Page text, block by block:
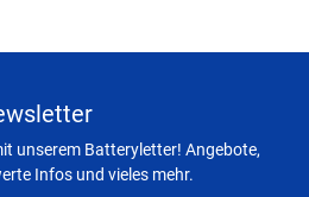
unserem Batteryletter! Angebote,
Infos und vieles mehr.